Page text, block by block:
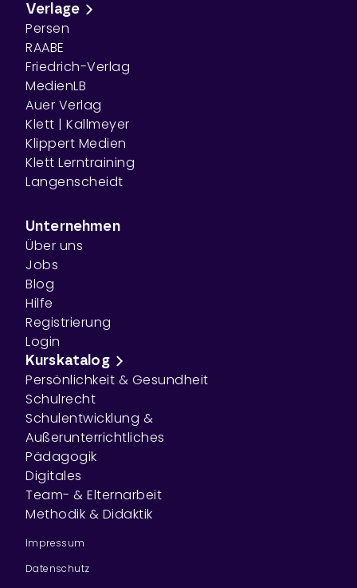
Verlage
Persen
RAABE
Friedrich-Verlag
MedienLB
Auer Verlag
Klett | Kallmeyer
Klippert Medien
Klett Lerntraining
Langenscheidt
Unternehmen
Über uns
Jobs
Blog
Hilfe
Registrierung
Login
Kurskatalog
Persönlichkeit & Gesundheit
Schulrecht
Schulentwicklung &
Außerunterrichtliches
Pädagogik
Digitales
Team- & Elternarbeit
Methodik & Didaktik
Impressum
Datenschutz